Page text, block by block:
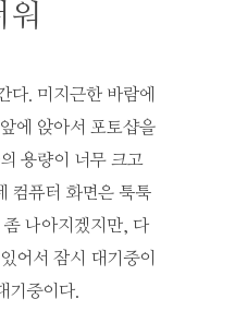
워
다. 미지근한 바람에
에 앉아서 포토샵을
용량이 너무 크고
컴퓨터 화면은 툭툭
나아지겠지만, 다
어서 잠시 대기중이
기중이다.